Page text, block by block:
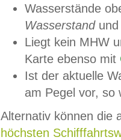
Wasserstände
Wasserstandund
Liegt kein MHW
Karte ebenso mit
Ist der aktuelle
am Pegel vor,
Alternativ können die
höchsten